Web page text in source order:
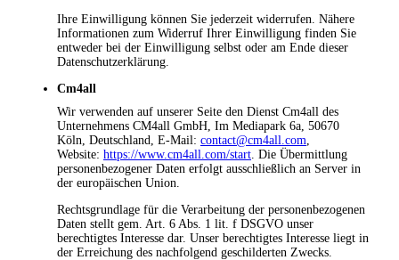
Ihre Einwilligung können Sie jederzeit widerrufen. Nähere
Informationen zum Widerruf Ihrer Einwilligung finden Sie
entweder bei der Einwilligung selbst oder am Ende dieser
Datenschutzerklärung.
Cm4all
Wir verwenden auf unserer Seite den Dienst Cm4all des
Unternehmens CM4all GmbH, Im Mediapark 6a, 50670
Köln, Deutschland, E-Mail: contact@cm4all.com
Website: https://www.cm4all.com/start . Die Übermittlung
personenbezogener Daten erfolgt ausschließlich an Server in
der europäischen Union.
Rechtsgrundlage für die Verarbeitung der personenbezogenen
Daten stellt gem. Art. 6 Abs. 1 lit. f DSGVO unser
berechtigtes Interesse dar. Unser berechtigtes Interesse liegt in
der Erreichung des nachfolgend geschilderten Zwecks.